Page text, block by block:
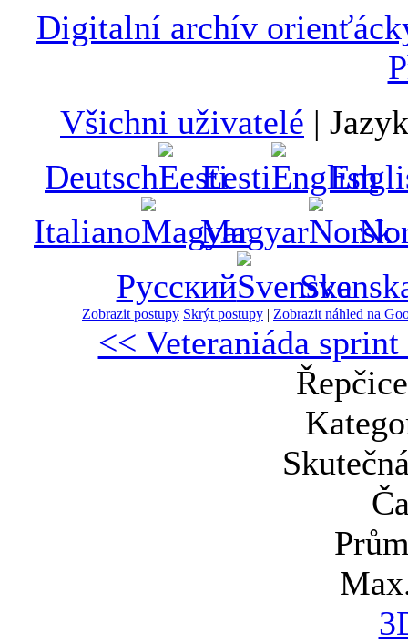
Digitalní archív
Všichni uživatelé |
Deutsch
Eesti
Italiano
Magyar
Русский
Zobrazit postupy Skrýt postupy | Zobrazit náhled na
<< Veteraniáda